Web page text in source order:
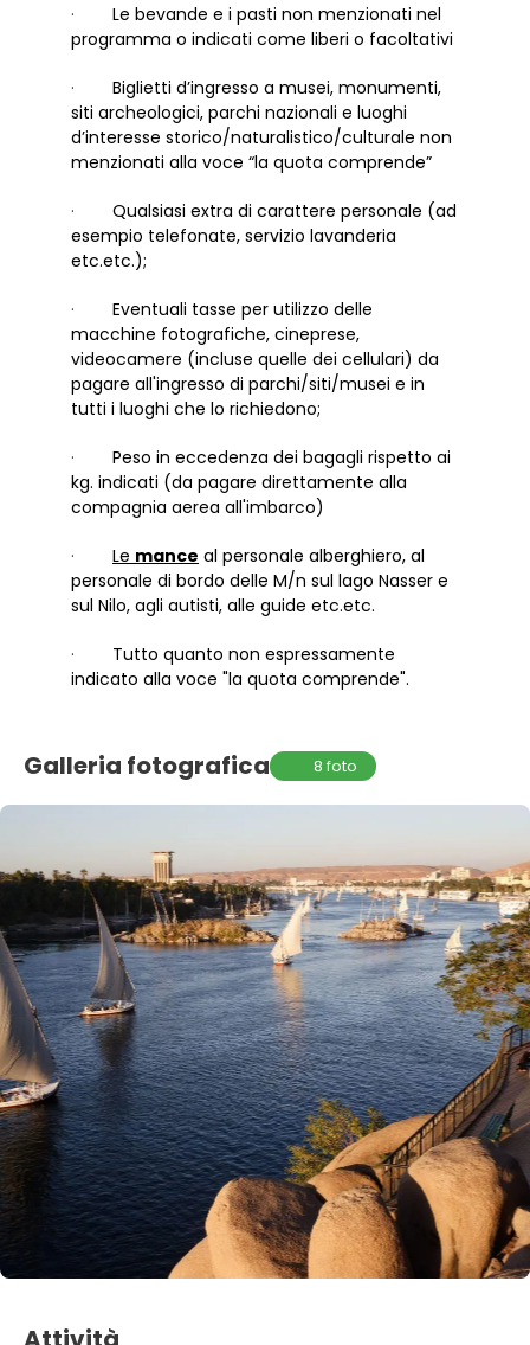
· Le bevande e i pasti non menzionati nel
programma o indicati come liberi o facoltativi
· Biglietti d’ingresso a musei, monumenti,
siti archeologici, parchi nazionali e luoghi
d’interesse storico/naturalistico/culturale non
menzionati alla voce “la quota comprende”
· Qualsiasi extra di carattere personale (ad
esempio telefonate, servizio lavanderia
etc.etc.);
· Eventuali tasse per utilizzo delle
macchine fotografiche, cineprese,
videocamere (incluse quelle dei cellulari) da
pagare all'ingresso di parchi/siti/musei e in
tutti i luoghi che lo richiedono;
· Peso in eccedenza dei bagagli rispetto ai
kg. indicati (da pagare direttamente alla
compagnia aerea all'imbarco)
· Le mance al personale alberghiero, al
personale di bordo delle M/n sul lago Nasser e
sul Nilo, agli autisti, alle guide etc.etc.
· Tutto quanto non espressamente
indicato alla voce "la quota comprende".
Galleria fotografica 8 foto